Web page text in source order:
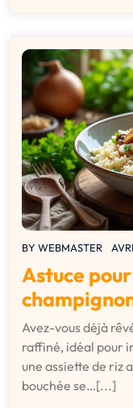
BY WEBMASTER
Astuce
Avez-vous déjà
raffiné, idéal pour
une assiette de riz
bouchée se…[...]